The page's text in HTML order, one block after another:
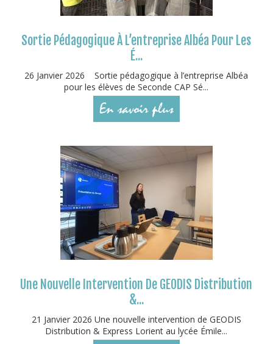
Sortie Pédagogique À L’entreprise Albéa Pour Les
É...
26 Janvier 2026 Sortie pédagogique à l’entreprise Albéa
pour les élèves de Seconde CAP Sé...
En savoir plus
Une Nouvelle Intervention De GEODIS Distribution
&...
21 Janvier 2026 Une nouvelle intervention de GEODIS
Distribution & Express Lorient au lycée Émile...